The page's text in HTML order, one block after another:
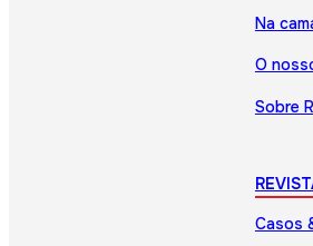
Na
O
Sobre
Casos